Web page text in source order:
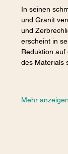
In seinen
und Granit
und
erscheint in
Reduktion auf
des Materials
Mehr anzeigen